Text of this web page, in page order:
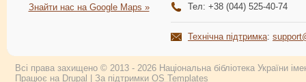
Знайти нас на Google Maps »
Тел: +38 (044) 525-40-74
Технічна підтримка:
Всі права захищено © 2013 - 2026 Національна бібліотека України
Працює на Drupal | За підтримки OS Templates